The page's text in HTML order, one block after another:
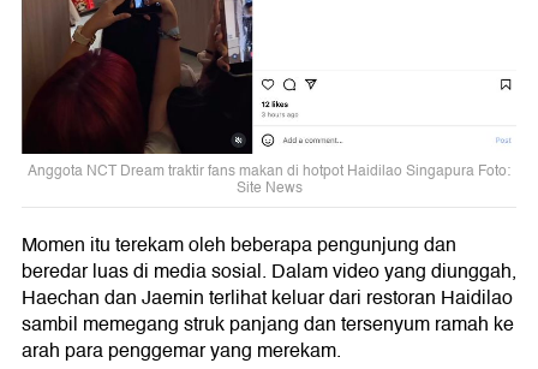
Anggota NCT Dream traktir fans makan di hotpot Haidilao Singapura Foto:
Site News
Momen itu terekam oleh beberapa pengunjung dan
beredar luas di media sosial. Dalam video yang diunggah,
Haechan dan Jaemin terlihat keluar dari restoran Haidilao
sambil memegang struk panjang dan tersenyum ramah ke
arah para penggemar yang merekam.